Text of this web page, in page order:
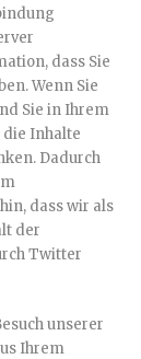
dass Sie
Wenn Sie
Sie in Ihrem
Inhalte
Dadurch
dass wir als
der
Twitter
unserer
Ihrem